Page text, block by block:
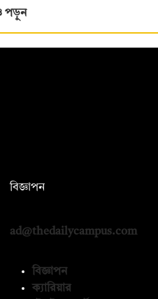
পড়ুন
বিজ্ঞাপন
ad@thedailycampus.com
বিজ্ঞাপন
ক্যারিয়ার